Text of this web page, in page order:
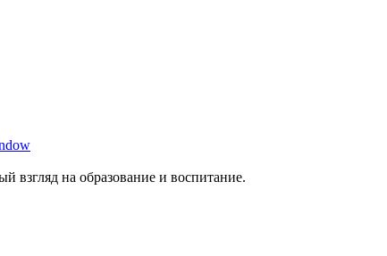
взгляд на образование и воспитание.